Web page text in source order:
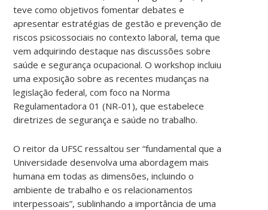
teve como objetivos fomentar debates e
apresentar estratégias de gestão e prevenção de
riscos psicossociais no contexto laboral, tema que
vem adquirindo destaque nas discussões sobre
saúde e segurança ocupacional. O workshop incluiu
uma exposição sobre as recentes mudanças na
legislação federal, com foco na Norma
Regulamentadora 01 (NR-01), que estabelece
diretrizes de segurança e saúde no trabalho.
O reitor da UFSC ressaltou ser “fundamental que a
Universidade desenvolva uma abordagem mais
humana em todas as dimensões, incluindo o
ambiente de trabalho e os relacionamentos
interpessoais”, sublinhando a importância de uma